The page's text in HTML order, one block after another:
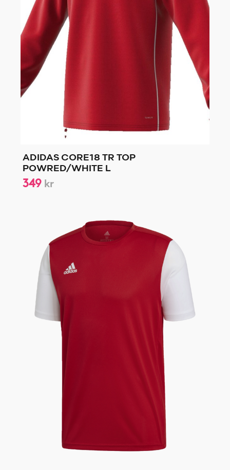
ADIDAS CORE18 TR TOP
POWRED/WHITE L
349 kr